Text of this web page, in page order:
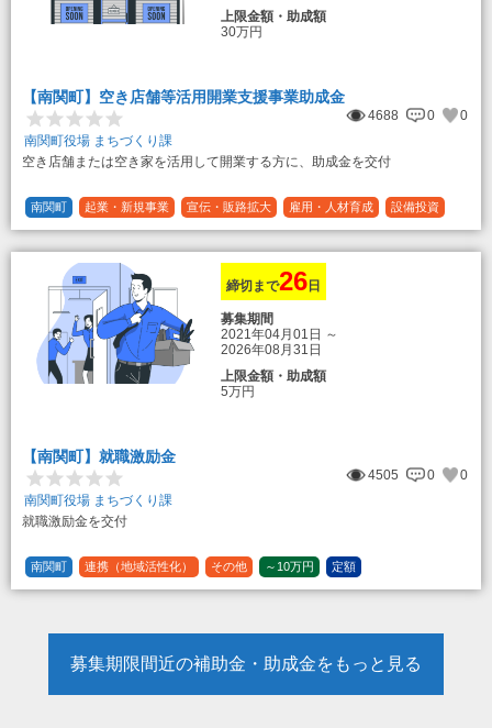
上限金額・助成額
30万円
【南関町】空き店舗等活用開業支援事業助成金
4688 0
0
南関町役場 まちづくり課
空き店舗または空き家を活用して開業する方に、助成金を交付
南関町 起業・新規事業 宣伝・販路拡大 雇用・人材育成
設備投資
運転資金
連携（地域活性化） ～30万円 1/3 (33%)
締切まで26 日
募集期間
2021年04月01日 ～
2026年08月31日
上限金額・助成額
5万円
【南関町】就職激励金
4505 0
0
南関町役場 まちづくり課
就職激励金を交付
南関町 連携（地域活性化） その他 ～10万円 定額
募集期限間近の補助金・助成金をもっと見る